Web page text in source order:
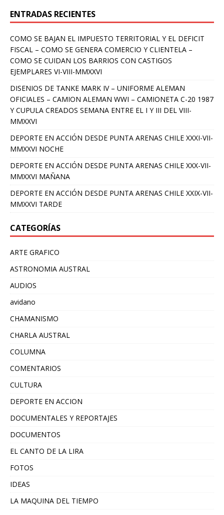
ENTRADAS RECIENTES
COMO SE BAJAN EL IMPUESTO TERRITORIAL Y EL DEFICIT
FISCAL – COMO SE GENERA COMERCIO Y CLIENTELA –
COMO SE CUIDAN LOS BARRIOS CON CASTIGOS
EJEMPLARES VI-VIII-MMXXVI
DISENIOS DE TANKE MARK IV – UNIFORME ALEMAN
OFICIALES – CAMION ALEMAN WWI – CAMIONETA C-20 1987
Y CUPULA CREADOS SEMANA ENTRE EL I Y III DEL VIII-
MMXXVI
DEPORTE EN ACCIÓN DESDE PUNTA ARENAS CHILE XXXI-VII-
MMXXVI NOCHE
DEPORTE EN ACCIÓN DESDE PUNTA ARENAS CHILE XXX-VII-
MMXXVI MAÑANA
DEPORTE EN ACCIÓN DESDE PUNTA ARENAS CHILE XXIX-VII-
MMXXVI TARDE
CATEGORÍAS
ARTE GRAFICO
ASTRONOMIA AUSTRAL
AUDIOS
avidano
CHAMANISMO
CHARLA AUSTRAL
COLUMNA
COMENTARIOS
CULTURA
DEPORTE EN ACCION
DOCUMENTALES Y REPORTAJES
DOCUMENTOS
EL CANTO DE LA LIRA
FOTOS
IDEAS
LA MAQUINA DEL TIEMPO